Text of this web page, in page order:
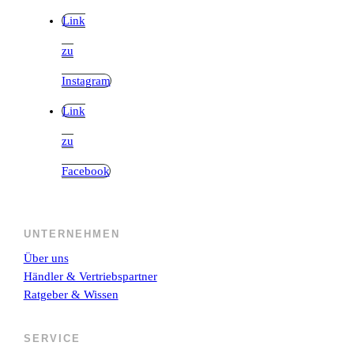
Link
zu
Instagram
Link
zu
Facebook
UNTERNEHMEN
Über uns
Händler & Vertriebspartner
Ratgeber & Wissen
SERVICE